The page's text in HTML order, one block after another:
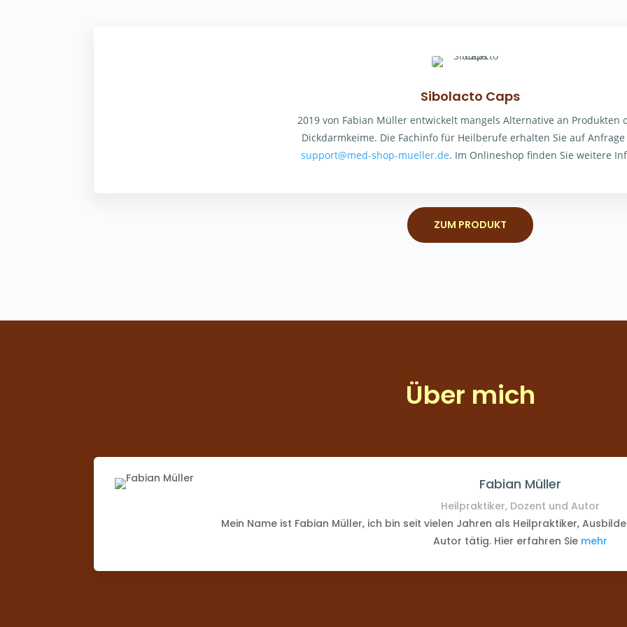
Sibolacto Caps
2019 von Fabian Müller entwickelt mangels Alternative an Produkten
Dickdarmkeime. Die Fachinfo für Heilberufe erhalten Sie auf Anfrage
support@med-shop-mueller.de. Im Onlineshop finden Sie weitere
ZUM PRODUKT
Über mich
Fabian Müller
Heilpraktiker, Dozent und Autor
Mein Name ist Fabian Müller, ich bin seit vielen Jahren als Heilpraktiker,
Autor tätig. Hier erfahren Sie mehr